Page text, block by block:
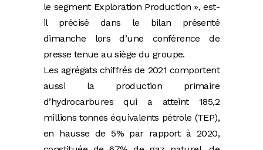
le segment Exploration Production », est-
il précisé dans le bilan présenté
dimanche lors d’une conférence de
presse tenue au siège du groupe.
Les agrégats chiffrés de 2021 comportent
aussi la production primaire
d’hydrocarbures qui a atteint 185,2
millions tonnes équivalents pétrole (TEP),
en hausse de 5% par rapport à 2020,